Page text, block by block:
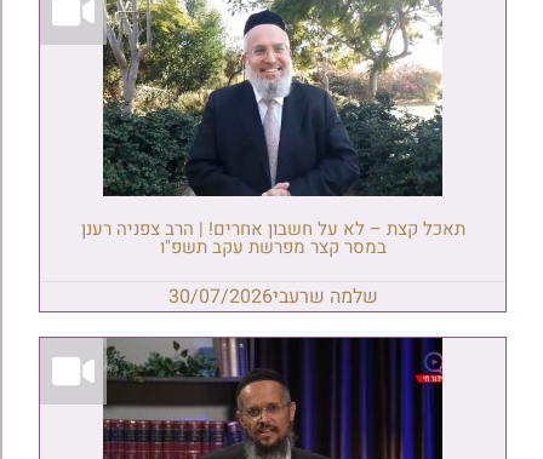
תאכל קצת – לא על חשבון אחרים! | הרב צפניה רענן
במסר קצר מפרשת עקב תשפ"ו
שלמה שרעבי30/07/2026